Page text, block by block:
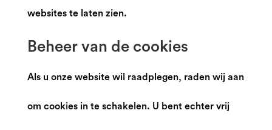
websites te laten zien.
Beheer van de cookies
Als u onze website wil raadplegen, raden wij aan
om cookies in te schakelen. U bent echter vrij